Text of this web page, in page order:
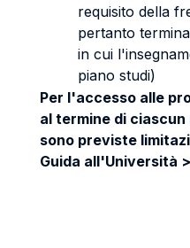
requisito della
pertanto
in cui
piano studi)
Per l'accesso alle
al termine di
sono previste
Guida all'Università